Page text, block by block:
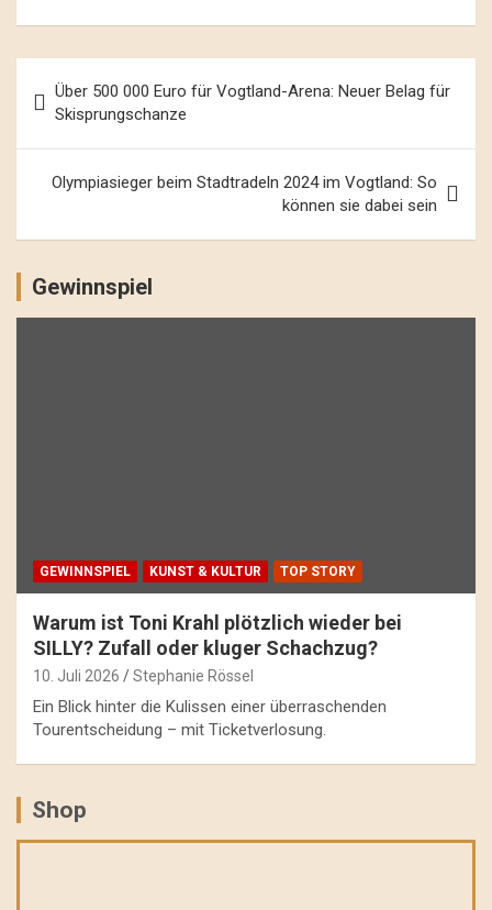
Beitrags-
Navigation
Über 500 000 Euro für Vogtland-Arena: Neuer Belag für
Skisprungschanze
Olympiasieger beim Stadtradeln 2024 im Vogtland: So
können sie dabei sein
Gewinnspiel
GEWINNSPIEL KUNST & KULTUR TOP STORY
Warum ist Toni Krahl plötzlich wieder bei
SILLY? Zufall oder kluger Schachzug?
10. Juli 2026 Stephanie Rössel
Ein Blick hinter die Kulissen einer überraschenden
Tourentscheidung – mit Ticketverlosung.
Shop